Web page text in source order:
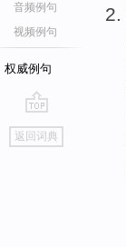
音频例句
视频例句
权威例句
go
top
返回词典